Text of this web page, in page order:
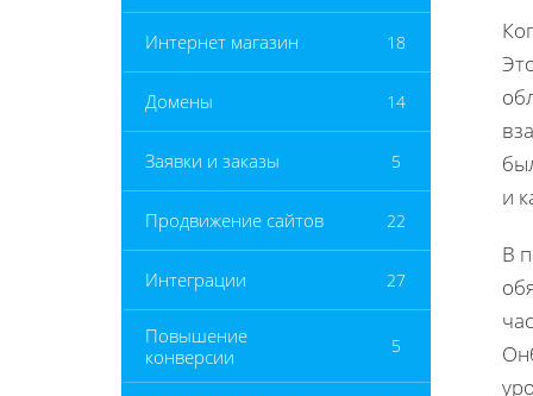
Интернет магазин 18
Домены 14
Заявки и заказы 5
Продвижение сайтов 22
Интеграции 27
Повышение
конверсии
5
и
В